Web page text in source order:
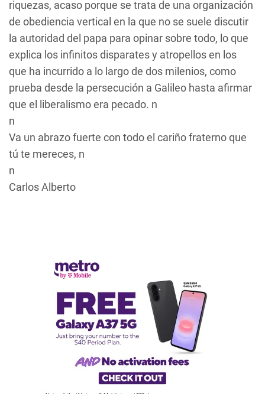
riquezas, acaso porque se trata de una organización
de obediencia vertical en la que no se suele discutir
la autoridad del papa para opinar sobre todo, lo que
explica los infinitos disparates y atropellos en los
que ha incurrido a lo largo de dos milenios, como
prueba desde la persecución a Galileo hasta afirmar
que el liberalismo era pecado. n
n
Va un abrazo fuerte con todo el cariño fraterno que
tú te mereces, n
n
Carlos Alberto